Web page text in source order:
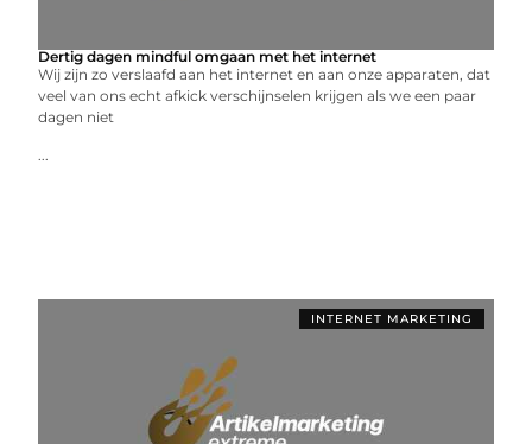
Dertig dagen mindful omgaan met het internet
Wij zijn zo verslaafd aan het internet en aan onze apparaten, dat
veel van ons echt afkick verschijnselen krijgen als we een paar
dagen niet
...
INTERNET MARKETING